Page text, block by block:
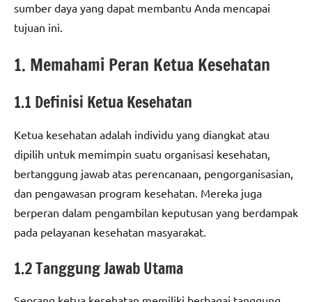
sumber daya yang dapat membantu Anda mencapai
tujuan ini.
1. Memahami Peran Ketua Kesehatan
1.1 Definisi Ketua Kesehatan
Ketua kesehatan adalah individu yang diangkat atau
dipilih untuk memimpin suatu organisasi kesehatan,
bertanggung jawab atas perencanaan, pengorganisasian,
dan pengawasan program kesehatan. Mereka juga
berperan dalam pengambilan keputusan yang berdampak
pada pelayanan kesehatan masyarakat.
1.2 Tanggung Jawab Utama